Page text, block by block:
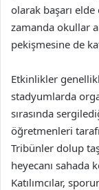
olarak başarı
zamanda okullar
pekişmesine de
Etkinlikler
stadyumlarda
sırasında
öğretmenleri
Tribünler dolup
heyecanı sahada
Katılımcılar,